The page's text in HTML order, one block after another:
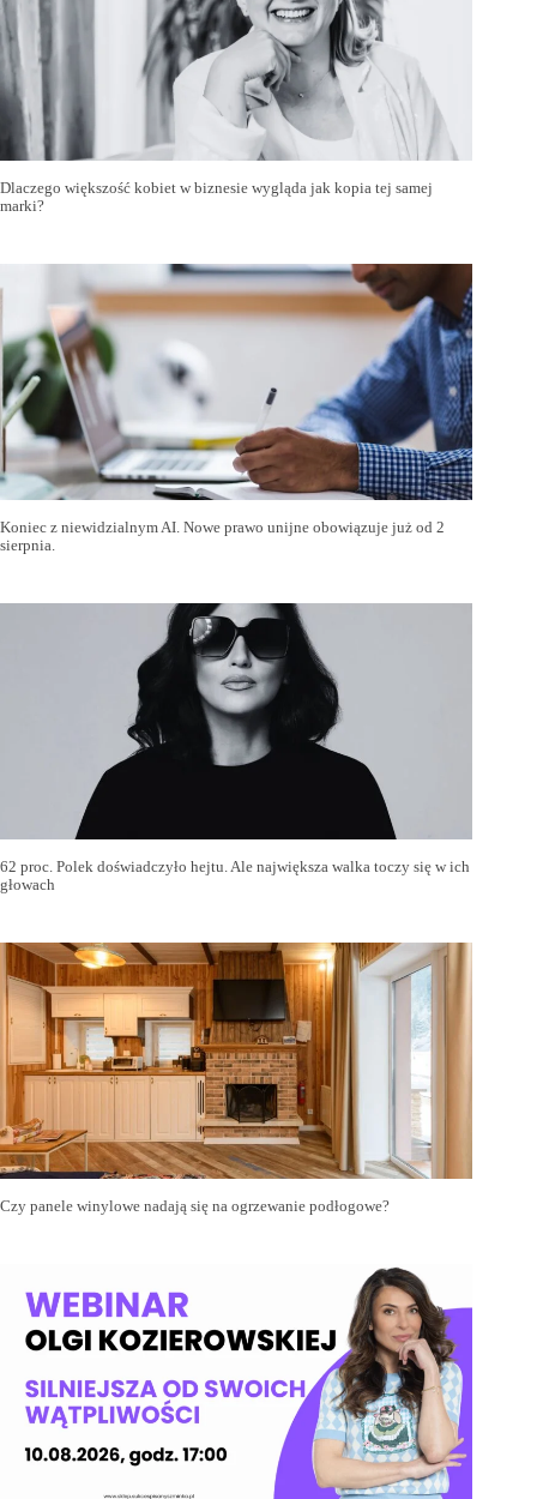
Dlaczego większość kobiet w biznesie wygląda jak kopia tej samej
marki?
Koniec z niewidzialnym AI. Nowe prawo unijne obowiązuje już od 2
sierpnia.
62 proc. Polek doświadczyło hejtu. Ale największa walka toczy się w ich
głowach
Czy panele winylowe nadają się na ogrzewanie podłogowe?